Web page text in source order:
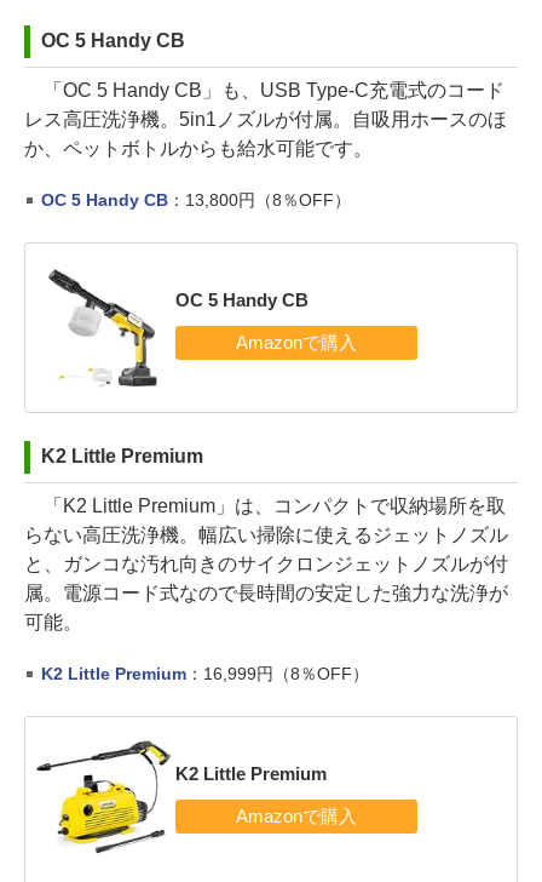
OC 5 Handy CB
「OC 5 Handy CB」も、USB Type-C充電式のコード
レス高圧洗浄機。5in1ノズルが付属。自吸用ホースのほ
か、ペットボトルからも給水可能です。
OC 5 Handy CB：13,800円（8％OFF）
OC 5 Handy CB
K2 Little Premium
「K2 Little Premium」は、コンパクトで収納場所を取
らない高圧洗浄機。幅広い掃除に使えるジェットノズル
と、ガンコな汚れ向きのサイクロンジェットノズルが付
属。電源コード式なので長時間の安定した強力な洗浄が
可能。
K2 Little Premium：16,999円（8％OFF）
K2 Little Premium